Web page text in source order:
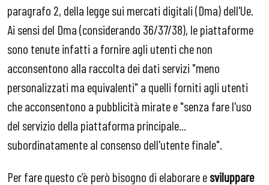
paragrafo 2, della legge sui mercati digitali (Dma) dell'Ue.
Ai sensi del Dma (considerando 36/37/38), le piattaforme
sono tenute infatti a fornire agli utenti che non
acconsentono alla raccolta dei dati servizi "meno
personalizzati ma equivalenti" a quelli forniti agli utenti
che acconsentono a pubblicità mirate e "senza fare l'uso
del servizio della piattaforma principale...
subordinatamente al consenso dell'utente finale".
Per fare questo c’è però bisogno di elaborare esviluppare